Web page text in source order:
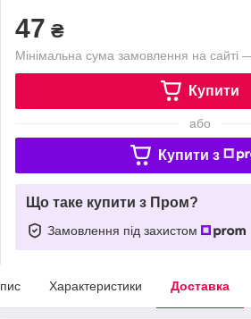
47 ₴
Мінімальна сума замовлення на сайті
Купити
або
Купити з
Що таке купити з Пром?
Замовлення під захистом
Характеристики Доставка